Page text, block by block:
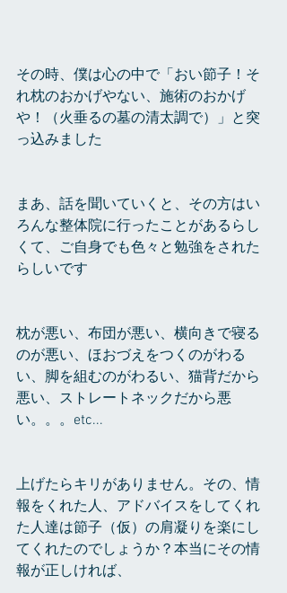
その時、僕は心の中で「おい節子！そ
れ枕のおかげやない、施術のおかげ
や！（火垂るの墓の清太調で）」と突
っ込みました
まあ、話を聞いていくと、その方はい
ろんな整体院に行ったことがあるらし
くて、ご自身でも色々と勉強をされた
らしいです
枕が悪い、布団が悪い、横向きで寝る
のが悪い、ほおづえをつくのがわる
い、脚を組むのがわるい、猫背だから
悪い、ストレートネックだから悪
い。。。etc...
上げたらキリがありません。その、情
報をくれた人、アドバイスをしてくれ
た人達は節子（仮）の肩凝りを楽にし
てくれたのでしょうか？本当にその情
報が正しければ、